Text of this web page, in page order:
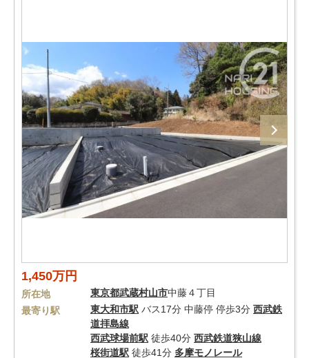
1,450万円
所在地 東京都武蔵村山市中藤４丁目
最寄り駅
東大和市駅 バス17分 中藤停 停歩3分 西武鉄
道拝島線
西武球場前駅 徒歩40分 西武鉄道狭山線
桜街道駅 徒歩41分 多摩モノレール